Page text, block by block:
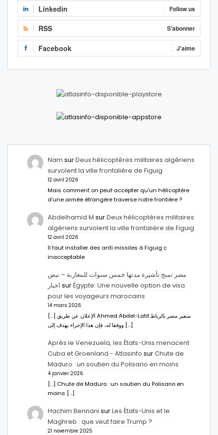
Linkedin Follow us
RSS S'abonner
Facebook J'aime
Nam surDeux hélicoptères militaires algériens
survolent la ville frontalière de Figuig
12 avril 2026
Mais comment on peut accepter qu’un hélicoptère
d’une armée étrangère traverse notre frontière ?
Abdelhamid M surDeux hélicoptères militaires
algériens survolent la ville frontalière de Figuig
12 avril 2026
Il faut installer des anti missiles à Figuig c
inacceptable
مصر تمنح تأشيرة مدتها خمس سنوات للمغاربة – نبض
اخبار surÉgypte: Une nouvelle option de visa
pour les voyageurs marocains
14 mars 2026
[…] الإعلان عن طريق Ahmed Abdel-Latifسفير مصر بالرباط.
ووفقا له، فإن هذا الإجراء يهدف إلى […]
Après le Venezuela, les États-Unis menacent
Cuba et Groenland - Atlasinfo surChute de
Maduro : un soutien du Polisario en moins
4 janvier 2026
[…] Chute de Maduro : un soutien du Polisario en
moins […]
Hachim Bennani surLes États-Unis et le
Maghreb : que veut faire Trump ?
21 novembre 2025